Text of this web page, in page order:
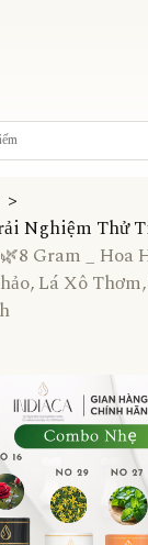
Nghiệm Thử
Gram _ Hoa
Lá Xô